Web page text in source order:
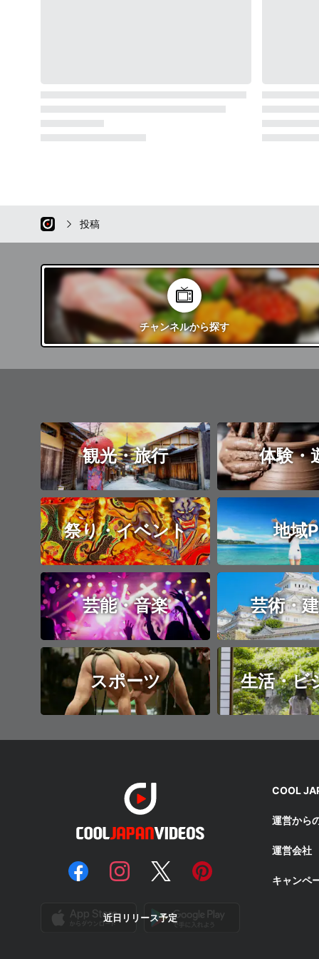
さい。 こちらのアカウントでは飯島町の観光情報を発
信していきますのでフォローをお願いします。
投稿
チャンネルから探す
観光・旅行 体験・
祭り・イベント 地域
芸能・音楽 芸術・
スポーツ 生活・ビ
近日リリース予定
COOL
運営から
運営会社
キャンペ